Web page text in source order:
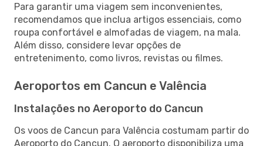
Para garantir uma viagem sem inconvenientes,
recomendamos que inclua artigos essenciais, como
roupa confortável e almofadas de viagem, na mala.
Além disso, considere levar opções de
entretenimento, como livros, revistas ou filmes.
Aeroportos em Cancun e Valência
Instalações no Aeroporto do Cancun
Os voos de Cancun para Valência costumam partir do
Aeroporto do Cancun. O aeroporto disponibiliza uma